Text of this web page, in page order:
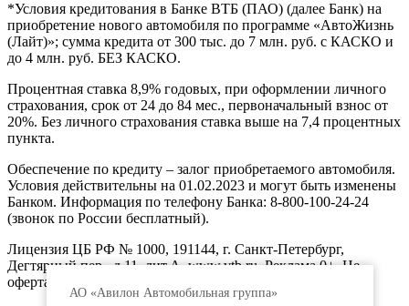
АО «Авилон Автомобильная группа»
*Условия кредитования в Банке ВТБ (ПАО) (далее Банк) на
приобретение нового автомобиля по программе «АвтоЖизнь
(Лайт)»; сумма кредита от 300 тыс. до 7 млн. руб. с КАСКО и
до 4 млн. руб. БЕЗ КАСКО.
Процентная ставка 8,9% годовых, при оформлении личного
страхования, срок от 24 до 84 мес., первоначальный взнос от
20%. Без личного страхования ставка выше на 7,4 процентных
пункта.
Обеспечение по кредиту – залог приобретаемого автомобиля.
Условия действительны на 01.02.2023 и могут быть изменены
Банком. Информация по телефону Банка: 8-800-100-24-24
(звонок по России бесплатный).
Лицензия ЦБ РФ № 1000, 191144, г. Санкт-Петербург,
Дегтярный пер., д.11, лит.А. www.vtb.ru. Реклама 0+. Не
оферта.